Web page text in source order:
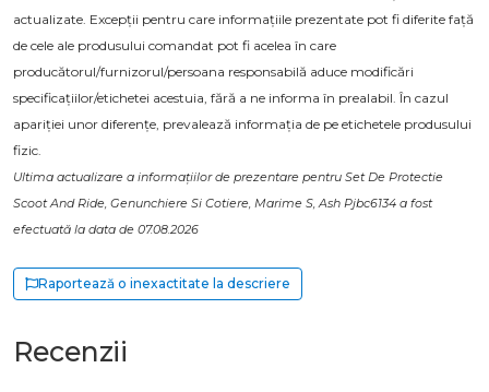
actualizate. Excepții pentru care informațiile prezentate pot fi diferite față
de cele ale produsului comandat pot fi acelea în care
producătorul/furnizorul/persoana responsabilă aduce modificări
specificațiilor/etichetei acestuia, fără a ne informa în prealabil. În cazul
apariției unor diferențe, prevalează informația de pe etichetele produsului
fizic.
Ultima actualizare a informațiilor de prezentare pentru Set De Protectie
Scoot And Ride, Genunchiere Si Cotiere, Marime S, Ash Pjbc6134 a fost
efectuată la data de 07.08.2026
Raportează o inexactitate la descriere
Recenzii